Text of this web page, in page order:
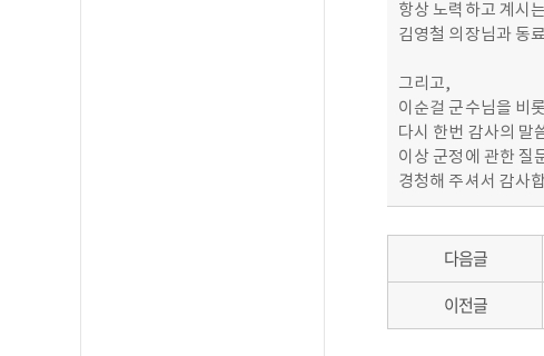
항상 노력하고 계시는
김영철 의장님과 동
그리고,
이순걸 군수님을 비
다시 한번 감사의 말
이상 군정에 관한 질
경청해 주셔서 감사
다음글
이전글